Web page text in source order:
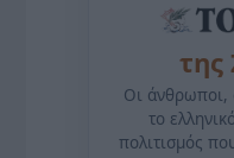
της
Οι άνθρωποι,
το
πολιτισμός